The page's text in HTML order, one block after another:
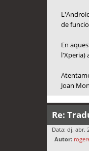
de
En
l'Xperia)
Joan
Re:
Data: dj. abr.
Autor: